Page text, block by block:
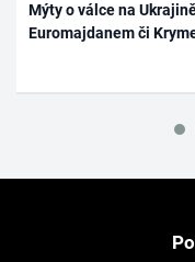
Mýty o válce na
Euromajdanem či